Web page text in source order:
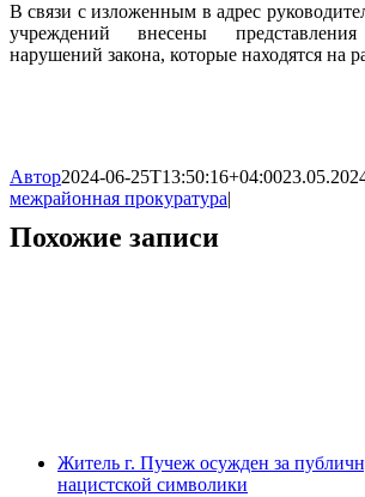
В связи с изложенным в адрес
учреждений внесены
нарушений закона, которые находятся на
Автор2024-06-25T13:50:16+04:00
межрайонная прокуратура|
Похожие записи
Житель г. Пучеж осужден за
нацистской символики